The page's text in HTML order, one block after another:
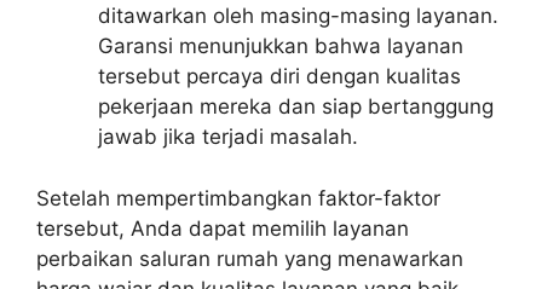
ditawarkan oleh masing-masing layanan.
Garansi menunjukkan bahwa layanan
tersebut percaya diri dengan kualitas
pekerjaan mereka dan siap bertanggung
jawab jika terjadi masalah.
Setelah mempertimbangkan faktor-faktor
tersebut, Anda dapat memilih layanan
perbaikan saluran rumah yang menawarkan